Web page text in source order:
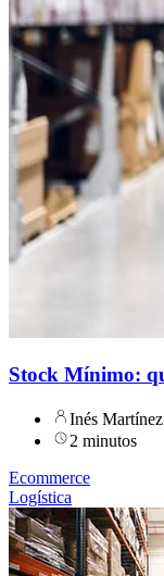
Stock Mínimo:
Inés Martínez
2 minutos
Ecommerce
Logística